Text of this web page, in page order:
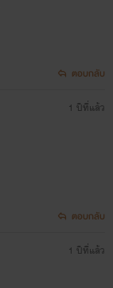
ตอบกลับ
1 ปีที่แล้ว
ตอบกลับ
1 ปีที่แล้ว